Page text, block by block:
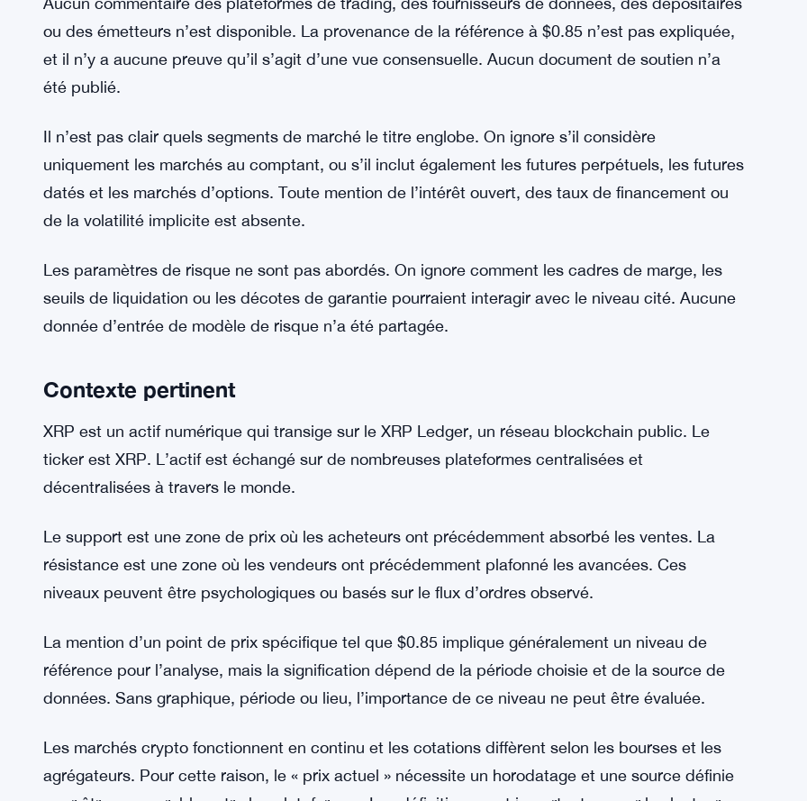
ou des émetteurs n’est disponible. La provenance de la référence à $0.85 n’est pas expliquée,
et il n’y a aucune preuve qu’il s’agit d’une vue consensuelle. Aucun document de soutien n’a
été publié.
Il n’est pas clair quels segments de marché le titre englobe. On ignore s’il considère
uniquement les marchés au comptant, ou s’il inclut également les futures perpétuels, les futures
datés et les marchés d’options. Toute mention de l’intérêt ouvert, des taux de financement ou
de la volatilité implicite est absente.
Les paramètres de risque ne sont pas abordés. On ignore comment les cadres de marge, les
seuils de liquidation ou les décotes de garantie pourraient interagir avec le niveau cité. Aucune
donnée d’entrée de modèle de risque n’a été partagée.
Contexte pertinent
XRP est un actif numérique qui transige sur le XRP Ledger, un réseau blockchain public. Le
ticker est XRP. L’actif est échangé sur de nombreuses plateformes centralisées et
décentralisées à travers le monde.
Le support est une zone de prix où les acheteurs ont précédemment absorbé les ventes. La
résistance est une zone où les vendeurs ont précédemment plafonné les avancées. Ces
niveaux peuvent être psychologiques ou basés sur le flux d’ordres observé.
La mention d’un point de prix spécifique tel que $0.85 implique généralement un niveau de
référence pour l’analyse, mais la signification dépend de la période choisie et de la source de
données. Sans graphique, période ou lieu, l’importance de ce niveau ne peut être évaluée.
Les marchés crypto fonctionnent en continu et les cotations diffèrent selon les bourses et les
agrégateurs. Pour cette raison, le « prix actuel » nécessite un horodatage et une source définie